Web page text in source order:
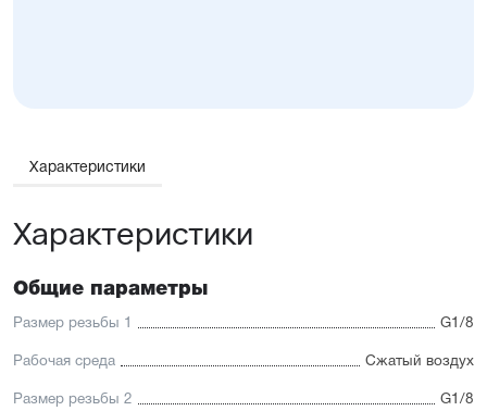
Характеристики
Характеристики
Общие параметры
Размер резьбы 1 G1/8
Рабочая среда Сжатый воздух
Размер резьбы 2 G1/8